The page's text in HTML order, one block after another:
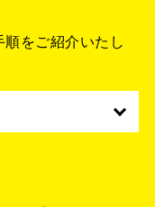
をご紹介いたし